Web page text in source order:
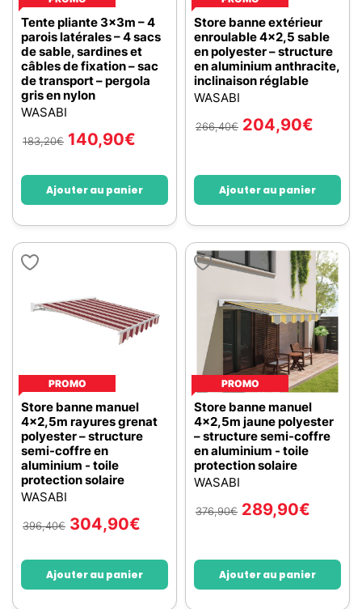
Tente pliante 3x3m – 4
parois latérales – 4 sacs
de sable, sardines et
câbles de fixation – sac
de transport – pergola
gris en nylon
WASABI
183,20€ 140,90€
Ajouter au panier
Store banne extérieur
enroulable 4x2,5 sable
en polyester – structure
en aluminium anthracite,
inclinaison réglable
WASABI
266,40€ 204,90€
Ajouter au panier
PROMO
Store banne manuel
4x2,5m rayures grenat
polyester – structure
semi-coffre en
aluminium - toile
protection solaire
WASABI
396,40€ 304,90€
Ajouter au panier
PROMO
Store banne manuel
4x2,5m jaune polyester
– structure semi-coffre
en aluminium - toile
protection solaire
WASABI
376,90€ 289,90€
Ajouter au panier